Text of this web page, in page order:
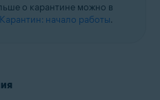
о карантине можно в
Карантин: начало работы.